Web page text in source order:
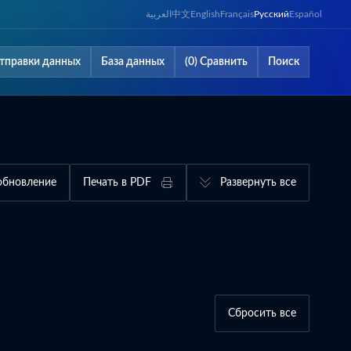
العربية 中文EnglishFrançaisРусскийEspañol
данных База данных (0) Сравнить Поиск
Печать в PDF Развернуть все
Сбросить все